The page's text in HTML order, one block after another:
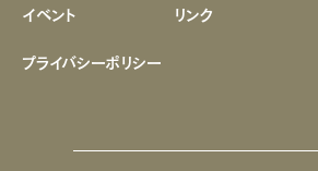
イベント
リンク
プライバシーポリシー